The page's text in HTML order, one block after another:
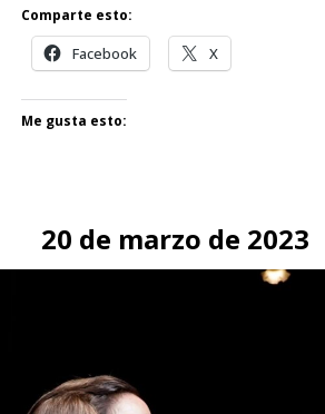
Comparte esto:
Facebook X
Me gusta esto:
20 de marzo de 2023